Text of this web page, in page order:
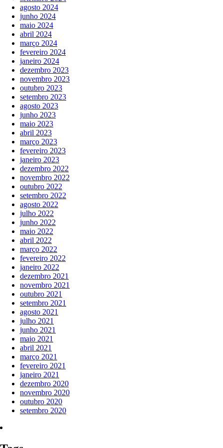
agosto 2024
junho 2024
maio 2024
abril 2024
março 2024
fevereiro 2024
janeiro 2024
dezembro 2023
novembro 2023
outubro 2023
setembro 2023
agosto 2023
junho 2023
maio 2023
abril 2023
março 2023
fevereiro 2023
janeiro 2023
dezembro 2022
novembro 2022
outubro 2022
setembro 2022
agosto 2022
julho 2022
junho 2022
maio 2022
abril 2022
março 2022
fevereiro 2022
janeiro 2022
dezembro 2021
novembro 2021
outubro 2021
setembro 2021
agosto 2021
julho 2021
junho 2021
maio 2021
abril 2021
março 2021
fevereiro 2021
janeiro 2021
dezembro 2020
novembro 2020
outubro 2020
setembro 2020